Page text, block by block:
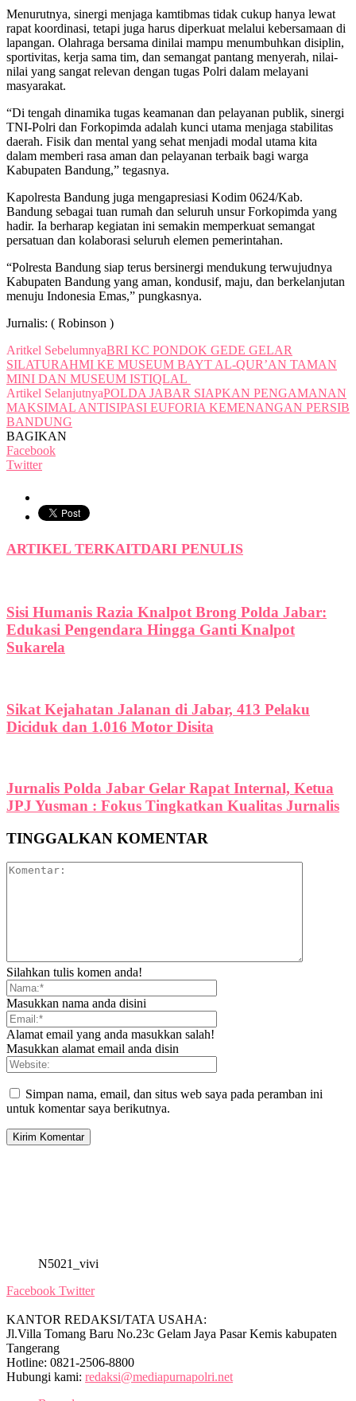
Menurutnya, sinergi menjaga kamtibmas tidak cukup hanya lewat
rapat koordinasi, tetapi juga harus diperkuat melalui kebersamaan di
lapangan. Olahraga bersama dinilai mampu menumbuhkan disiplin,
sportivitas, kerja sama tim, dan semangat pantang menyerah, nilai-
nilai yang sangat relevan dengan tugas Polri dalam melayani
masyarakat.
“Di tengah dinamika tugas keamanan dan pelayanan publik, sinergi
TNI-Polri dan Forkopimda adalah kunci utama menjaga stabilitas
daerah. Fisik dan mental yang sehat menjadi modal utama kita
dalam memberi rasa aman dan pelayanan terbaik bagi warga
Kabupaten Bandung,” tegasnya.
Kapolresta Bandung juga mengapresiasi Kodim 0624/Kab.
Bandung sebagai tuan rumah dan seluruh unsur Forkopimda yang
hadir. Ia berharap kegiatan ini semakin memperkuat semangat
persatuan dan kolaborasi seluruh elemen pemerintahan.
“Polresta Bandung siap terus bersinergi mendukung terwujudnya
Kabupaten Bandung yang aman, kondusif, maju, dan berkelanjutan
menuju Indonesia Emas,” pungkasnya.
Jurnalis: ( Robinson )
Aritkel SebelumnyaBRI KC PONDOK GEDE GELAR
SILATURAHMI KE MUSEUM BAYT AL-QUR’AN TAMAN
MINI DAN MUSEUM ISTIQLAL
Artikel SelanjutnyaPOLDA JABAR SIAPKAN PENGAMANAN
MAKSIMAL ANTISIPASI EUFORIA KEMENANGAN PERSIB
BANDUNG
BAGIKAN
Facebook
Twitter
ARTIKEL TERKAITDARI PENULIS
Sisi Humanis Razia Knalpot Brong Polda Jabar:
Edukasi Pengendara Hingga Ganti Knalpot
Sukarela
Sikat Kejahatan Jalanan di Jabar, 413 Pelaku
Diciduk dan 1.016 Motor Disita
Jurnalis Polda Jabar Gelar Rapat Internal, Ketua
JPJ Yusman : Fokus Tingkatkan Kualitas Jurnalis
TINGGALKAN KOMENTAR
Silahkan tulis komen anda!
Masukkan nama anda disini
Alamat email yang anda masukkan salah!
Masukkan alamat email anda disin
Simpan nama, email, dan situs web saya pada peramban ini
untuk komentar saya berikutnya.
N5021_vivi
Facebook Twitter
KANTOR REDAKSI/TATA USAHA:
Jl.Villa Tomang Baru No.23c Gelam Jaya Pasar Kemis kabupaten
Tangerang
Hotline: 0821-2506-8800
Hubungi kami: redaksi@mediapurnapolri.net